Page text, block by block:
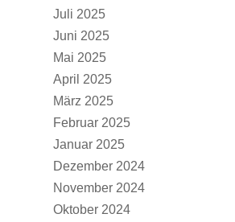
Juli 2025
Juni 2025
Mai 2025
April 2025
März 2025
Februar 2025
Januar 2025
Dezember 2024
November 2024
Oktober 2024